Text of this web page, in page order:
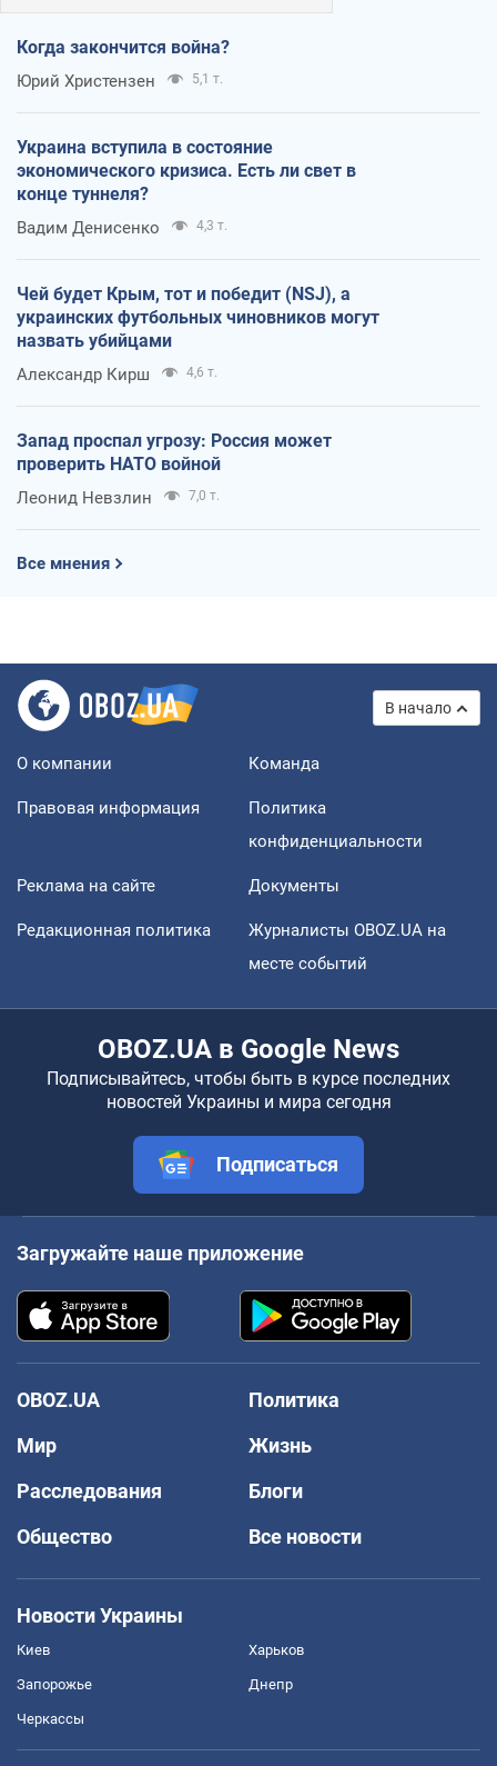
Когда закончится война?
Юрий Христензен 5,1 т.
Украина вступила в состояние
экономического кризиса. Есть ли свет в
конце туннеля?
Вадим Денисенко 4,3 т.
Чей будет Крым, тот и победит (NSJ), а
украинских футбольных чиновников могут
назвать убийцами
Александр Кирш 4,6 т.
Запад проспал угрозу: Россия может
проверить НАТО войной
Леонид Невзлин 7,0 т.
Все мнения
В начало
О компании Команда
Правовая информация
Политика
конфиденциальности
Реклама на сайте Документы
Редакционная политика
Журналисты OBOZ.UA на
месте событий
OBOZ.UA в Google News
Подписывайтесь, чтобы быть в курсе последних
новостей Украины и мира сегодня
Подписаться
Загружайте наше приложение
OBOZ.UA
Политика
Мир
Жизнь
Расследования
Блоги
Общество
Все новости
Новости Украины
Киев Харьков
Запорожье Днепр
Черкассы